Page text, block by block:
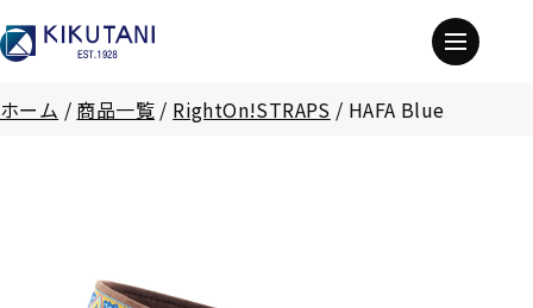
ホーム / 商品一覧 / RightOn!STRAPS / HAFA Blue